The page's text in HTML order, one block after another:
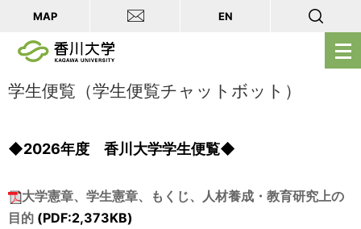
メ
ニ
MAP EN
学生便覧（学生便覧チャットボット）
◆2026年度 香川大学学生便覧◆
大学憲章、学生憲章、もくじ、人材養成・教育研究上の
目的 (PDF:2,373KB)